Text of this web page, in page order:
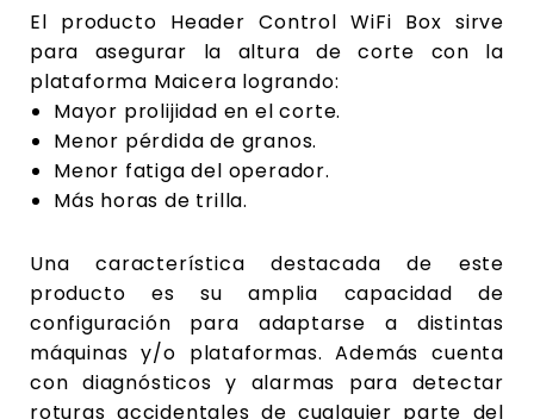
El producto Header Control WiFi Box sirve
para asegurar la altura de corte
con la
plataforma Maicera logrando:
Mayor prolijidad en el corte.
Menor pérdida de granos.
Menor fatiga del operador.
Más horas de trilla.
Una característica destacada de este
producto essu amplia capacidad
de
configuración
para adaptarse a distintas
máquinas y/o plataformas.Además cuenta
con diagnósticos y alarmas para detectar
roturas accidentales de cualquier parte del